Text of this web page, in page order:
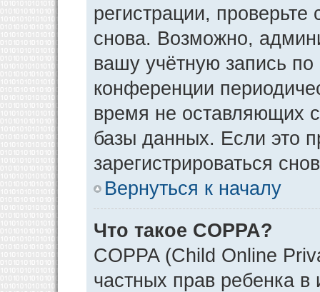
регистрации,
снова. Возможно,
вашу учётную запись
конференции
время не оставляющих
базы данных. Если это
зарегистрироваться
Вернуться к началу
Что такое COPPA?
COPPA (Child Online
частных прав ребенка в